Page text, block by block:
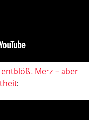
Merz – aber
: